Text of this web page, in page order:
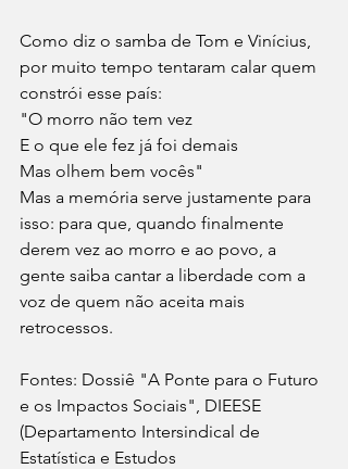
Como diz o samba de Tom e Vinícius,
por muito tempo tentaram calar quem
constrói esse país:
"O morro não tem vez
E o que ele fez já foi demais
Mas olhem bem vocês"
Mas a memória serve justamente para
isso: para que, quando finalmente
derem vez ao morro e ao povo, a
gente saiba cantar a liberdade com a
voz de quem não aceita mais
retrocessos.
Fontes: Dossiê "A Ponte para o Futuro
e os Impactos Sociais", DIEESE
(Departamento Intersindical de
Estatística e Estudos